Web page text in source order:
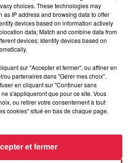
choices. These technologies may
as IP address and browsing data to offer
devices based on information actively
data; Match and combine data from
devices; Identify devices based on
sur "Accepter et fermer", ou affiner en
ou partenaires dans "Gérer mes choix".
en cliquant sur "Continuer sans
s'appliqueront que pour ce site. Vous
ou retirer votre consentement à tout
cookies" situé en bas de chaque page.
et fermer